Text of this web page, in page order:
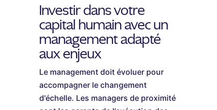
Investir dans votre
capital humain avec un
management adapté
aux enjeux
Le management doit évoluer pour
accompagner le changement
d'échelle. Les managers de proximité